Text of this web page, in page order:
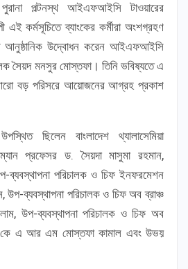
পল্টনস্থ আইএফআইসি টাওয়ারের
এই কর্মসূচিতে ব্যাংকের কর্মীরা অংশগ্রহণ
আনুষ্ঠানিক উদ্বোধন করেন আইএফআইসি
সৈয়দ মনসুর মোস্তফা। তিনি ভবিষ্যতে এ
বড় পরিসরে আয়োজনের আগ্রহ প্রকাশ
ছিলেন বাংলাদেশ থ্যালাসেমিয়া
প্রফেসর ড. সৈয়দা মাসুমা রহমান,
পরিচালক ও চিফ ইনফরমেশন
উপ-ব্যবস্থাপনা পরিচালক ও চিফ অব ব্রাঞ্চ
উপ-ব্যবস্থাপনা পরিচালক ও চিফ অব
এ আর এম মোস্তফা কামাল এবং উভয়